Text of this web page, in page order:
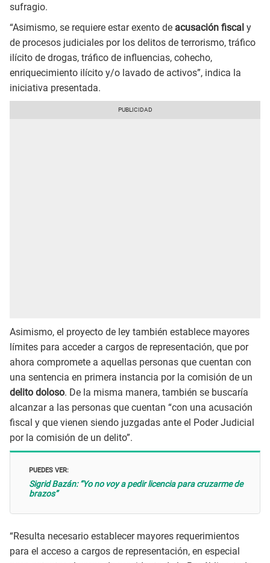
sufragio.
“Asimismo, se requiere estar exento de acusación fiscal y
de procesos judiciales por los delitos de terrorismo, tráfico
ilícito de drogas, tráfico de influencias, cohecho,
enriquecimiento ilícito y/o lavado de activos”, indica la
iniciativa presentada.
Asimismo, el proyecto de ley también establece mayores
límites para acceder a cargos de representación, que por
ahora compromete a aquellas personas que cuentan con
una sentencia en primera instancia por la comisión de un
delito doloso. De la misma manera, también se buscaría
alcanzar a las personas que cuentan “con una acusación
fiscal y que vienen siendo juzgadas ante el Poder Judicial
por la comisión de un delito”.
PUEDES VER:
Sigrid Bazán: “Yo no voy a pedir licencia para cruzarme de
brazos”
“Resulta necesario establecer mayores requerimientos
para el acceso a cargos de representación, en especial